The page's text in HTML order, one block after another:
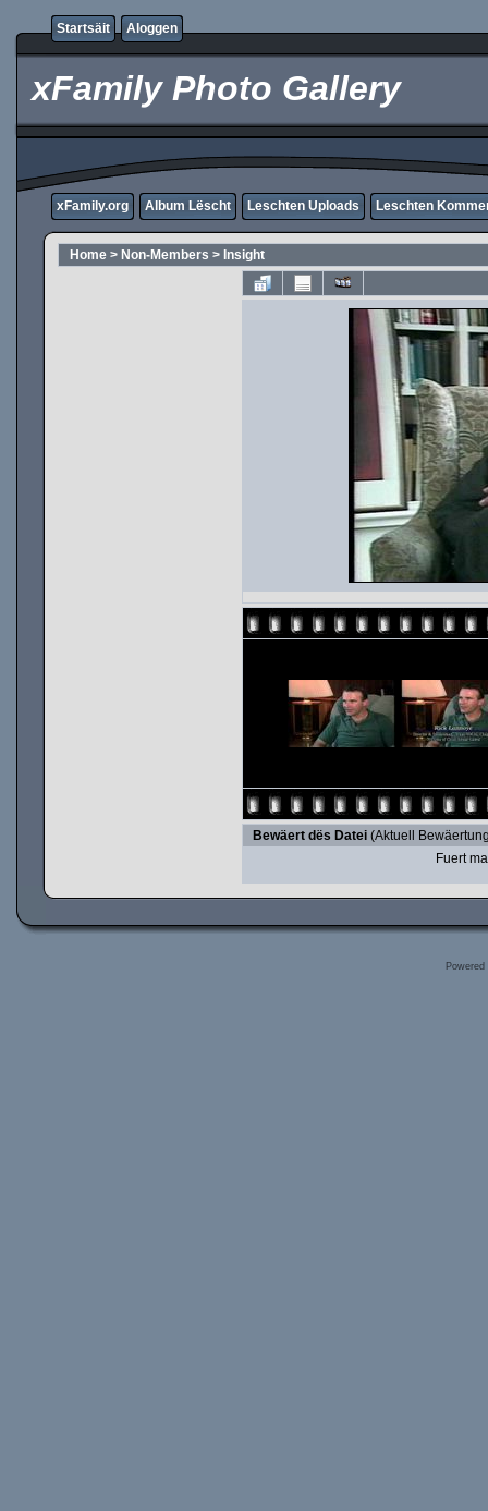
Startsäit Aloggen
xFamily Photo Gallery
xFamily.org Album Lëscht Leschten Uploads Leschten
Home > Non-Members > Insight
Bewäert dës Datei(Aktuell
Fuert